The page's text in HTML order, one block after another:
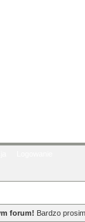
forum! Bardzo